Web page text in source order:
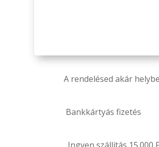
A rendelésed akár
Bankkártyás fizetés